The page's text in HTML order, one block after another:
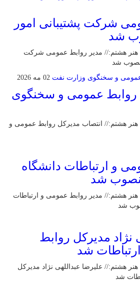
شرکت پشتیبانی امور
شد
هنر هشتم:// مدیر روابط عمومی شرکت
شد
02 مه 2026
روابط عمومی و سخنگوی
هنر هشتم:// انتصاب مدیرکل روابط عمومی و
و ارتباطات دانشگاه
شد
هشتم:// مدیر روابط عمومی و ارتباطات
شد
نژاد مدیرکل روابط
شد
هشتم:// علیرضا عبداللهی نژاد مدیرکل
شد